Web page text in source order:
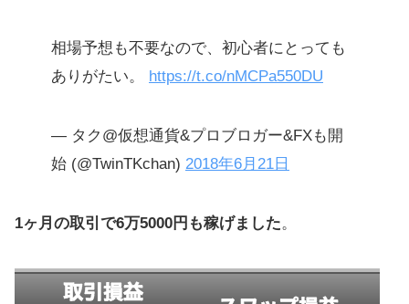
相場予想も不要なので、初心者にとっても
ありがたい。 https://t.co/nMCPa550DU
— タク@仮想通貨&プロブロガー&FXも開
始 (@TwinTKchan) 2018年6月21日
1ヶ月の取引で6万5000円も稼げました。